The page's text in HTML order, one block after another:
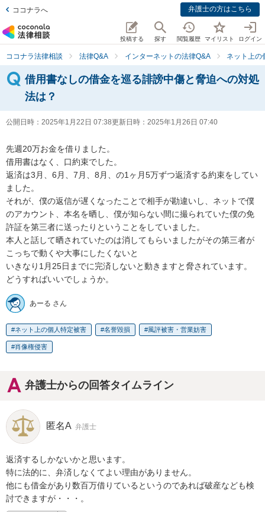
ココナラへ 弁護士の方はこちら
投稿する 探す 閲覧履歴 マイリスト ログイン
ココナラ法律相談 法律Q&A インターネットの法律Q&A ネット上の
借用書なしの借金を巡る誹謗中傷と脅迫への対処
法は？
公開日時： 2025年1月22日 07:38更新日時： 2025年1月26日 07:40
先週20万お金を借りました。
借用書はなく、口約束でした。
返済は3月、6月、7月、8月、の1ヶ月5万ずつ返済する約束をしてい
ました。
それが、僕の返信が遅くなったことで相手が勘違いし、ネットで僕
のアカウント、本名を晒し、僕が知らない間に撮られていた僕の免
許証を第三者に送ったりということをしていました。
本人と話して晒されていたのは消してもらいましたがその第三者が
こっちで動くや大事にしたくないと
いきなり1月25日までに完済しないと動きますと脅されています。
どうすればいいでしょうか。
あーる さん
ネット上の個人特定被害 名誉毀損 風評被害・営業妨害
肖像権侵害
弁護士からの回答タイムライン
匿名A 弁護士
返済するしかないかと思います。
特に法的に、弁済しなくてよい理由がありません。
他にも借金があり数百万借りているというのであれば破産なども検
討できますが・・・。